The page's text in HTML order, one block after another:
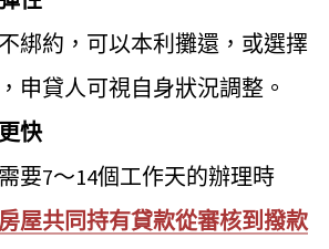
綁約，可以本利攤還，或選擇
申貸人可視自身狀況調整。
快
要7～14個工作天的辦理時
屋共同持有貸款從審核到撥款